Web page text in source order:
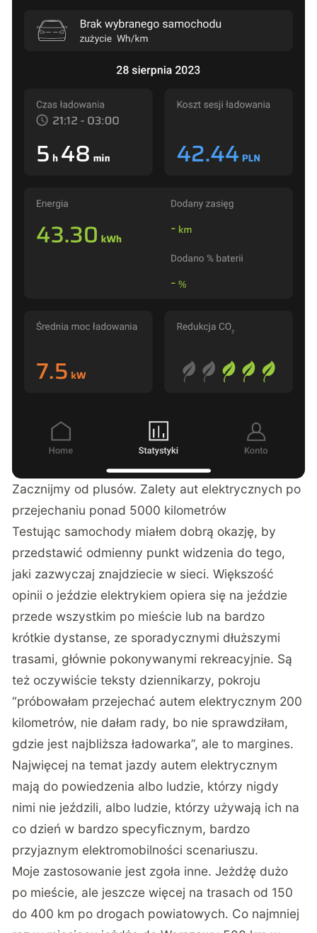
Zacznijmy od plusów. Zalety aut elektrycznych po
przejechaniu ponad 5000 kilometrów
Testując samochody miałem dobrą okazję, by
przedstawić odmienny punkt widzenia do tego,
jaki zazwyczaj znajdziecie w sieci. Większość
opinii o jeździe elektrykiem opiera się na jeździe
przede wszystkim po mieście lub na bardzo
krótkie dystanse, ze sporadycznymi dłuższymi
trasami, głównie pokonywanymi rekreacyjnie. Są
też oczywiście teksty dziennikarzy, pokroju
“próbowałam przejechać autem elektrycznym 200
kilometrów, nie dałam rady, bo nie sprawdziłam,
gdzie jest najbliższa ładowarka”, ale to margines.
Najwięcej na temat jazdy autem elektrycznym
mają do powiedzenia albo ludzie, którzy nigdy
nimi nie jeździli, albo ludzie, którzy używają ich na
co dzień w bardzo specyficznym, bardzo
przyjaznym elektromobilności scenariuszu.
Moje zastosowanie jest zgoła inne. Jeżdżę dużo
po mieście, ale jeszcze więcej na trasach od 150
do 400 km po drogach powiatowych. Co najmniej